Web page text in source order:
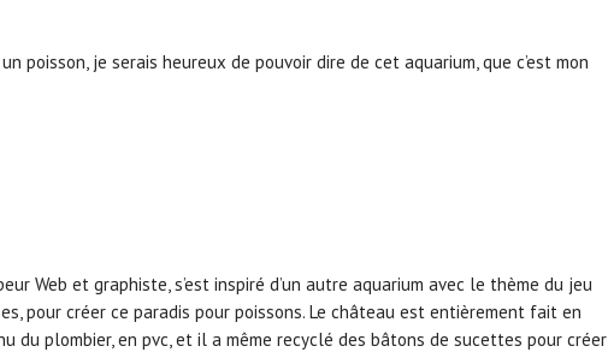
un poisson, je serais heureux de pouvoir dire de cet aquarium, que c’est mon
Web et graphiste, s’est inspiré d’un autre aquarium avec le thème du jeu
pour créer ce paradis pour poissons. Le château est entièrement fait en
du plombier, en pvc, et il a même recyclé des bâtons de sucettes pour créer